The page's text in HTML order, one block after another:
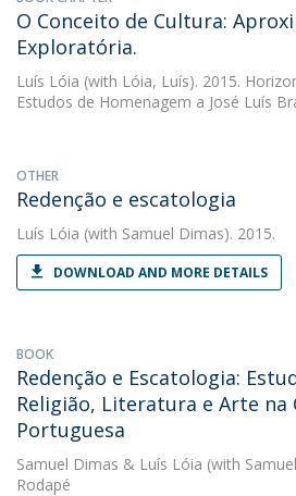
O Conceito de Cultura:
Exploratória.
Luís Lóia (with Lóia, Luís). 2015.
Estudos de Homenagem a José Luís
OTHER
Redenção e escatologia
Luís Lóia (with Samuel Dimas). 2015.
DOWNLOAD AND MORE DETAILS
BOOK
Redenção e Escatologia:
Religião, Literatura e Arte na
Portuguesa
Samuel Dimas & Luís Lóia (with
Rodapé